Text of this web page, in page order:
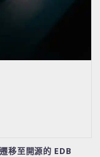
移至開源的 EDB